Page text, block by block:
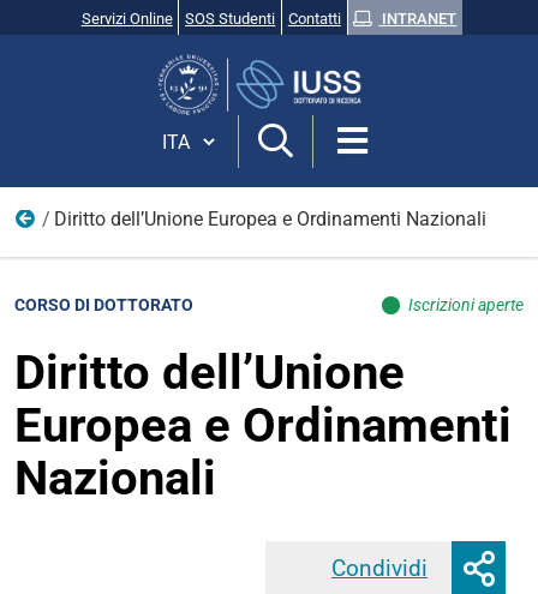
Servizi Online SOS Studenti Contatti INTRANET
Cambia lingua
Corsi
Diritto dell’Unione Europea e Ordinamenti Nazionali
CORSO DI DOTTORATO Iscrizioni aperte
Diritto dell’Unione
Europea e Ordinamenti
Nazionali
Condividi